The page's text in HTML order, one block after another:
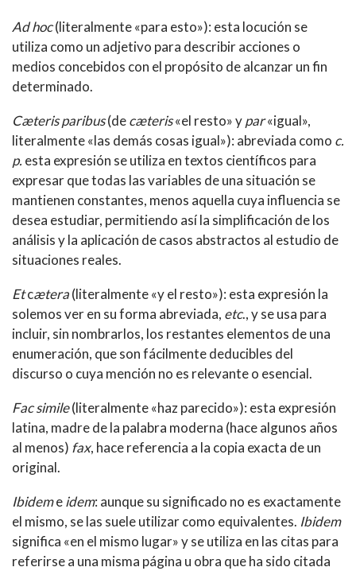
Ad hoc(literalmente «para esto»): esta locución se
utiliza como un adjetivo para describir acciones o
medios concebidos con el propósito de alcanzar un fin
determinado.
Cæteris paribus(decæteris«el resto» ypar«igual»,
literalmente «las demás cosas igual»): abreviada como c.
p. esta expresión se utiliza en textos científicos para
expresar que todas las variables de una situación se
mantienen constantes, menos aquella cuya influencia se
desea estudiar, permitiendo así la simplificación de los
análisis y la aplicación de casos abstractos al estudio de
situaciones reales.
Etcætera(literalmente «y el resto»): esta expresión la
solemos ver en su forma abreviada, etc., y se usa para
incluir, sin nombrarlos, los restantes elementos de una
enumeración, que son fácilmente deducibles del
discurso o cuya mención no es relevante o esencial.
Fac simile(literalmente «haz parecido»): esta expresión
latina, madre de la palabra moderna (hace algunos años
al menos) fax, hace referencia a la copia exacta de un
original.
Ibidemeidem: aunque su significado no es exactamente
el mismo, se las suele utilizar como equivalentes. Ibidem
significa «en el mismo lugar» y se utiliza en las citas para
referirse a una misma página u obra que ha sido citada